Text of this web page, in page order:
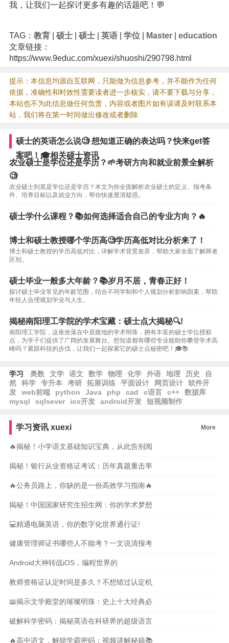
我，让我们一起探讨更多有趣的话题吧！💬
TAG： 教育| 硕士| 硕士| 英语| 学位| Master| education
文章链接：
https://www.9educ.com/xuexi/shuoshi/290798.html
提示：本信息均源自互联网，只能做为信息参考，并不能作为任何
依据，准确性和时效性需要读者进一步核实，请不要下载与分享，
本站也不为此信息做任何负责，内容或者图片如有误请及时联系本
站，我们将在第一时间做出修改或者删除
硕士的英语怎么说🧐 想知道正确的表达吗？快来get答
案吧！🎓相关硕士资讯
农业硕士是学位还是学历？🌱考研方向和就业前景全解析
🧐
农业硕士到底是学位还是学历？本文为你全面解析农业硕士的定义、报考条
件、培养目标以及就业方向，帮你快速厘清疑惑。
硕士学什么课程？📚如何选择适合自己的专业方向？🔥
博士和硕士教授哪个学历高🧐学历高低对比分析来了！
博士和硕士教授的学历高低对比，详解学术背景差异，帮助大家全面了解两者
区别。
硕士毕业一般多大年龄？📚岁月不居，青春正好！
探讨硕士毕业常见的年龄范围，结合不同学制和个人规划分析影响因素，帮助
年轻人合理规划学业与人生。
揭秘南阳理工学院的学术宝藏：硕士点大揭秘🔍!
南阳理工学院，这座坐落在中原腹地的学术明珠，拥有丰富的硕士学位授权
点，为学子们提供了广阔的发展舞台。想知道都有哪些专业能助你攀登学术高
峰吗？紧跟科技的步伐，让我们一起探索它的硕士点秘密吧！🎓📚
学习 奥数 文学 语文 数学 物理 化学 外语 地理 历史
自
然
科学 专升本 考研 拓展训练 平面设计 网页设计
软件开
发
web前端 python Java php cad c语言 c++
数据库
mysql
sqlsever ios开发 android开发 短视频制作
学习资讯 xuexi More
🔥揭秘！小学语文基础知识宝典，从此告别阅
揭秘！银行从业资格证考试：历年真题重击率
🔥公务员路上，你缺的是一份高效学习指南🔥
揭秘！中国国家研究生招生网：你的学术梦想
💻精通电脑英语，你的数字化世界通行证!
健康管理师证书哪些人不能考？一文说清报考
Android大神转战iOS，编程世界的
教师资格证认定时间是多久？不想错过认定机
📖揭示文学殿堂的璀璨明珠：史上十大经典必
破解科学密码：揭秘英语在科研界的超级语言
🔥高中语文，解锁学霸密码：视频讲解秘籍📚